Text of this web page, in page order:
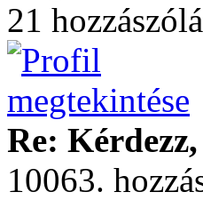
21
Re:
10063.